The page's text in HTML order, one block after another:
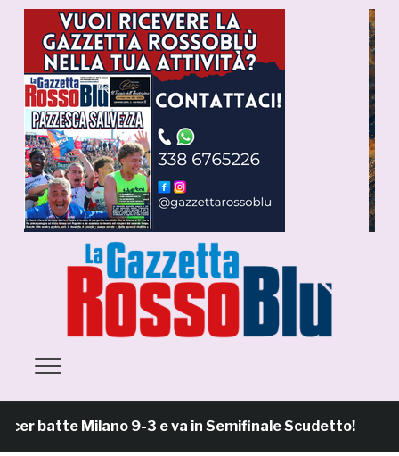
batte Milano 9-3 e va in Semifinale Scudetto!